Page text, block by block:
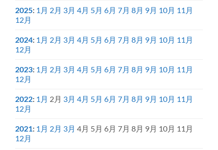
2025: 1月 2月 3月 4月 5月 6月 7月 8月 9月 10月 11月
12月
2024: 1月 2月 3月 4月 5月 6月 7月 8月 9月 10月 11月
12月
2023: 1月 2月 3月 4月 5月 6月 7月 8月 9月 10月 11月
12月
2022: 1月 2月 3月 4月 5月 6月 7月 8月 9月 10月 11月
12月
2021: 1月 2月 3月 4月 5月 6月 7月 8月 9月 10月 11月
12月